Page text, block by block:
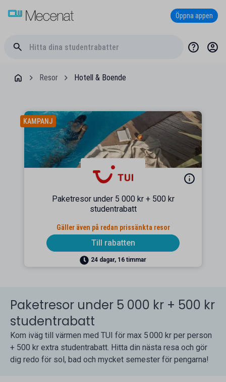
Öppna appen
Resor Hotell & Boende
KAMPANJ
Paketresor under 5 000 kr + 500 kr
studentrabatt
Gäller även på redan prissänkta resor
Till rabatten
24 dagar, 16 timmar
Paketresor under 5 000 kr + 500 kr
studentrabatt
Kom iväg till värmen med TUI för max 5 000 kr per person
+ 500 kr extra studentrabatt. Hitta din nästa resa och gör
dig redo för sol, bad och mycket semester för pengarna!